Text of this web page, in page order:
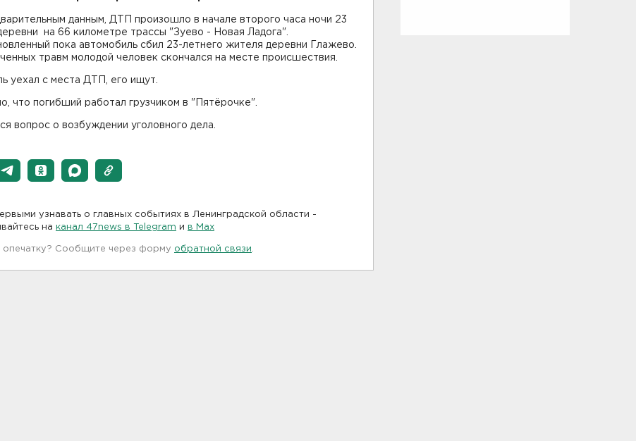
данным, ДТП произошло в начале второго часа ночи 23
на 66 километре трассы "Зуево - Новая Ладога".
пока автомобиль сбил 23-летнего жителя деревни Глажево.
травм молодой человек скончался на месте происшествия.
уехал с места ДТП, его ищут.
что погибший работал грузчиком в "Пятёрочке".
вопрос о возбуждении уголовного дела.
узнавать о главных событиях в Ленинградской области -
на канал 47news в Telegram и в Maх
опечатку? Сообщите через форму обратной связи